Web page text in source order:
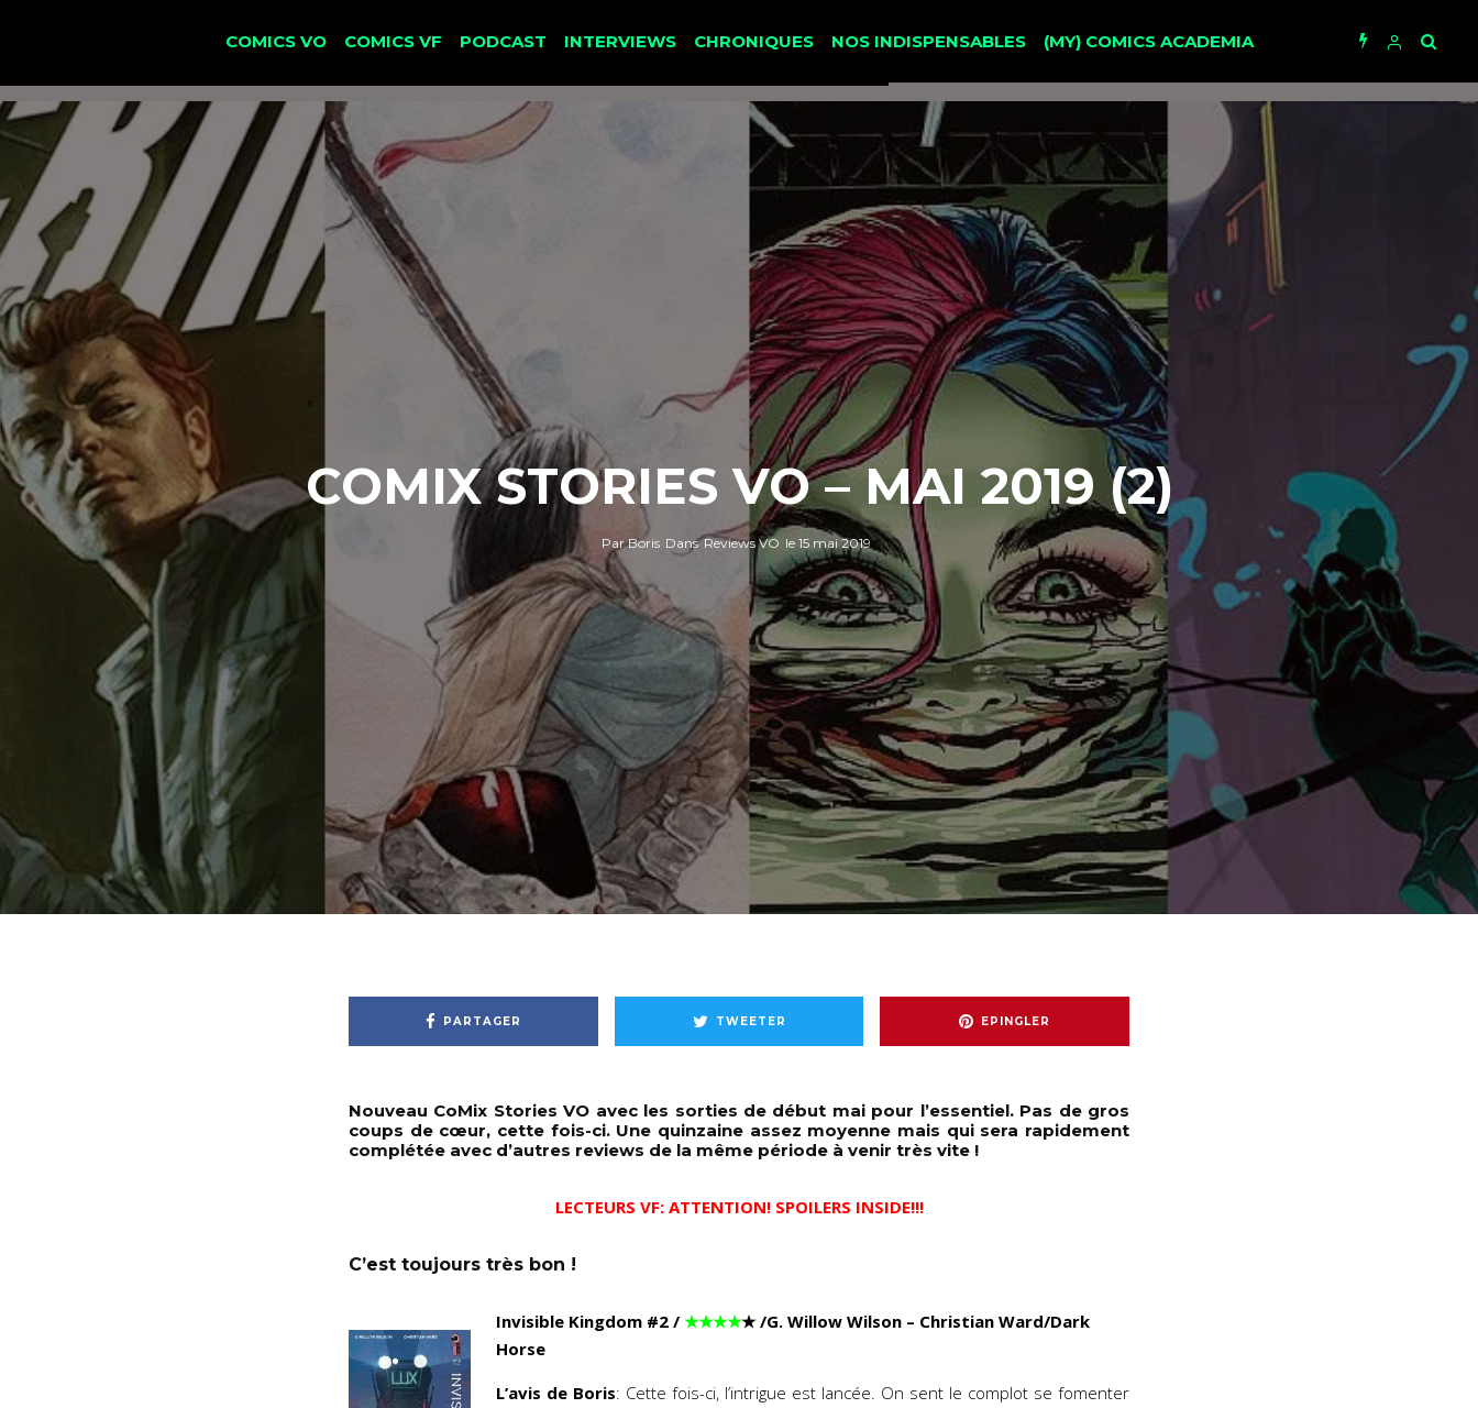
COMICS VO COMICS VF PODCAST INTERVIEWS CHRONIQUES NOS INDISPENSABLES (MY) COMICS ACADEMIA
COMIX STORIES VO – MAI 2019 (2)
ParBoris DansReviews VO le 15 mai 2019
PARTAGER TWEETER EPINGLER
Nouveau CoMix Stories VO avec les sorties de début mai pour l’essentiel. Pas de gros
coups de cœur, cette fois-ci. Une quinzaine assez moyenne mais qui sera rapidement
complétée avec d’autres reviews de la même période à venir très vite !
LECTEURS VF: ATTENTION! SPOILERS INSIDE!!!
C’est toujours très bon !
Invisible Kingdom #2/ ★★★★★/G. Willow Wilson – Christian Ward/Dark
Horse
L’avis de Boris: Cette fois-ci, l’intrigue est lancée. On sent le complot se fomenter